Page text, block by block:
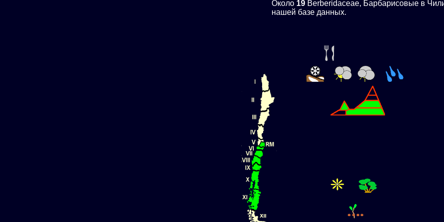
Около 19 Berberidaceae, Барбарисовые в
нашей базе данных.